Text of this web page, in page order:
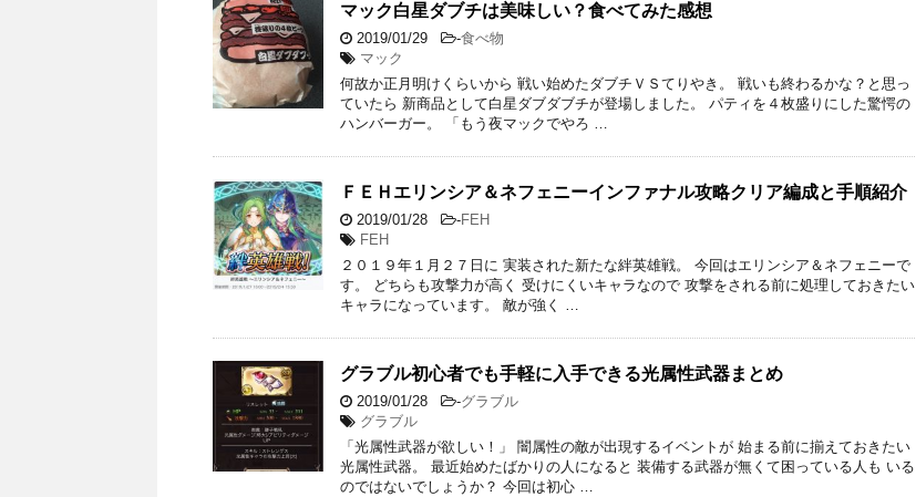
マック白星ダブチは美味しい？食べてみた感想
2019/01/29 -食べ物
マック
何故か正月明けくらいから 戦い始めたダブチＶＳてりやき。 戦いも終わるかな？と思っ
ていたら 新商品として白星ダブダブチが登場しました。 パティを４枚盛りにした驚愕の
ハンバーガー。 「もう夜マックでやろ …
ＦＥＨエリンシア＆ネフェニーインファナル攻略クリア編成と手順紹介
2019/01/28 -FEH
FEH
２０１９年１月２７日に 実装された新たな絆英雄戦。 今回はエリンシア＆ネフェニーで
す。 どちらも攻撃力が高く 受けにくいキャラなので 攻撃をされる前に処理しておきたい
キャラになっています。 敵が強く …
グラブル初心者でも手軽に入手できる光属性武器まとめ
2019/01/28 -グラブル
グラブル
「光属性武器が欲しい！」 闇属性の敵が出現するイベントが 始まる前に揃えておきたい
光属性武器。 最近始めたばかりの人になると 装備する武器が無くて困っている人も いる
のではないでしょうか？ 今回は初心 …